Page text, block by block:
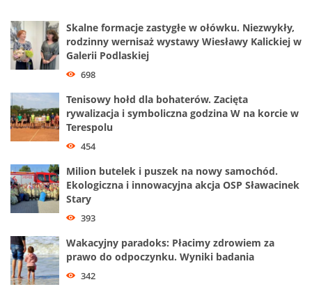
Skalne formacje zastygłe w ołówku. Niezwykły,
rodzinny wernisaż wystawy Wiesławy Kalickiej w
Galerii Podlaskiej
698
Tenisowy hołd dla bohaterów. Zacięta
rywalizacja i symboliczna godzina W na korcie w
Terespolu
454
Milion butelek i puszek na nowy samochód.
Ekologiczna i innowacyjna akcja OSP Sławacinek
Stary
393
Wakacyjny paradoks: Płacimy zdrowiem za
prawo do odpoczynku. Wyniki badania
342